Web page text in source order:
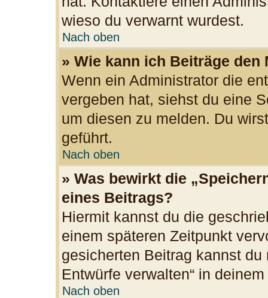
wieso du verwarnt wurdest.
Nach oben
» Wie kann ich Beiträge den
Wenn ein Administrator die
vergeben hat, siehst du eine
um diesen zu melden. Du
geführt.
Nach oben
» Was bewirkt die
eines Beitrags?
Hiermit kannst du die
einem späteren Zeitpunkt
gesicherten Beitrag kannst du
Entwürfe verwalten“ in
Nach oben